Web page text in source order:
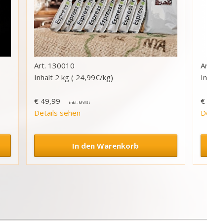
130010
Inhalt 2 kg ( 24,99€/kg)
€49,99
Details sehen
€